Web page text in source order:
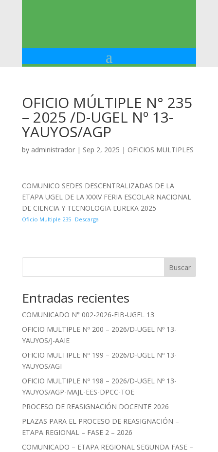
OFICIO MÚLTIPLE N° 235
– 2025 /D-UGEL Nº 13-
YAUYOS/AGP
by administrador| Sep 2, 2025 | OFICIOS MULTIPLES
COMUNICO SEDES DESCENTRALIZADAS DE LA
ETAPA UGEL DE LA XXXV FERIA ESCOLAR NACIONAL
DE CIENCIA Y TECNOLOGIA EUREKA 2025
Oficio Multiple 235 Descarga
Buscar
Entradas recientes
COMUNICADO N° 002-2026-EIB-UGEL 13
OFICIO MULTIPLE Nº 200 – 2026/D-UGEL Nº 13-
YAUYOS/J-AAIE
OFICIO MULTIPLE Nº 199 – 2026/D-UGEL Nº 13-
YAUYOS/AGI
OFICIO MULTIPLE Nº 198 – 2026/D-UGEL Nº 13-
YAUYOS/AGP-MAJL-EES-DPCC-TOE
PROCESO DE REASIGNACIÓN DOCENTE 2026
PLAZAS PARA EL PROCESO DE REASIGNACIÓN –
ETAPA REGIONAL – FASE 2 – 2026
COMUNICADO – ETAPA REGIONAL SEGUNDA FASE –